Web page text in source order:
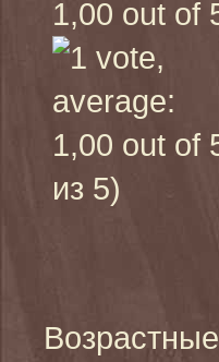
из 5)
Возрастные